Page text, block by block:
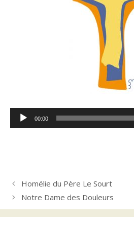
Lecteur
audio
00:00
Homélie du Père Le Sourt
Notre Dame des Douleurs